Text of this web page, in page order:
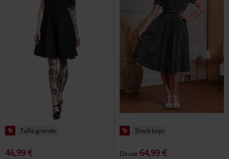
% Talla grande
46,99 €
% Stock bajo
Desde 64,99 €